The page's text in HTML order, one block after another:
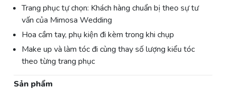
Trang phục tự chọn: Khách hàng chuẩn bị theo sự tư
vấn của Mimosa Wedding
Hoa cầm tay, phụ kiện đi kèm trong khi chụp
Make up và làm tóc đi cùng thay số lượng kiểu tóc
theo từng trang phục
Sản phẩm